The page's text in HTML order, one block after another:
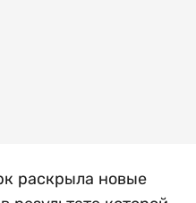
раскрыла новые